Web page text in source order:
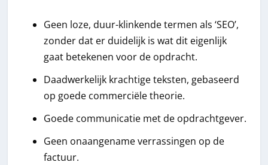
Geen loze, duur-klinkende termen als ‘SEO’,
zonder dat er duidelijk is wat dit eigenlijk
gaat betekenen voor de opdracht.
Daadwerkelijk krachtige teksten, gebaseerd
op goede commerciële theorie.
Goede communicatie met de opdrachtgever.
Geen onaangename verrassingen op de
factuur.